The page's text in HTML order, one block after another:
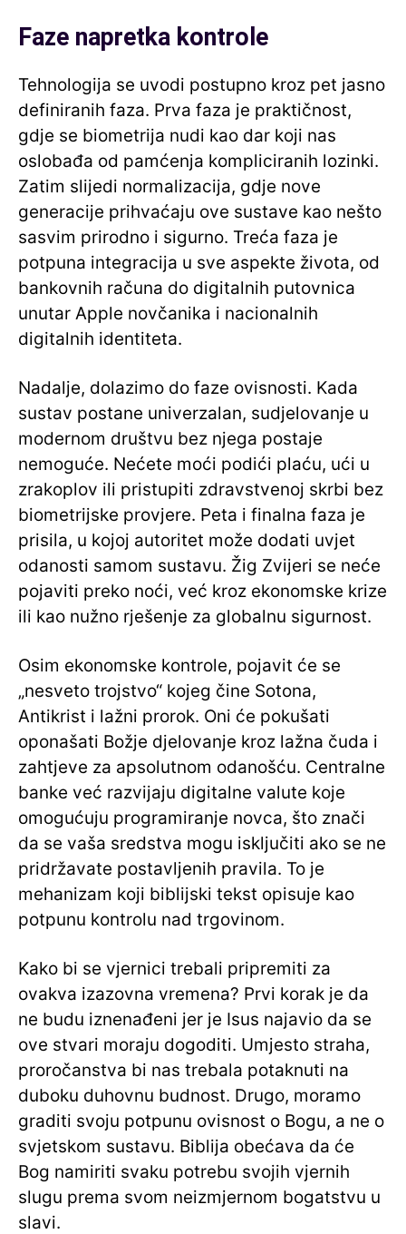
Faze napretka kontrole
Tehnologija se uvodi postupno kroz pet jasno
definiranih faza. Prva faza je praktičnost,
gdje se biometrija nudi kao dar koji nas
oslobađa od pamćenja kompliciranih lozinki.
Zatim slijedi normalizacija, gdje nove
generacije prihvaćaju ove sustave kao nešto
sasvim prirodno i sigurno. Treća faza je
potpuna integracija u sve aspekte života, od
bankovnih računa do digitalnih putovnica
unutar Apple novčanika i nacionalnih
digitalnih identiteta.
Nadalje, dolazimo do faze ovisnosti. Kada
sustav postane univerzalan, sudjelovanje u
modernom društvu bez njega postaje
nemoguće. Nećete moći podići plaću, ući u
zrakoplov ili pristupiti zdravstvenoj skrbi bez
biometrijske provjere. Peta i finalna faza je
prisila, u kojoj autoritet može dodati uvjet
odanosti samom sustavu. Žig Zvijeri se neće
pojaviti preko noći, već kroz ekonomske krize
ili kao nužno rješenje za globalnu sigurnost.
Osim ekonomske kontrole, pojavit će se
„nesveto trojstvo“ kojeg čine Sotona,
Antikrist i lažni prorok. Oni će pokušati
oponašati Božje djelovanje kroz lažna čuda i
zahtjeve za apsolutnom odanošću. Centralne
banke već razvijaju digitalne valute koje
omogućuju programiranje novca, što znači
da se vaša sredstva mogu isključiti ako se ne
pridržavate postavljenih pravila. To je
mehanizam koji biblijski tekst opisuje kao
potpunu kontrolu nad trgovinom.
Kako bi se vjernici trebali pripremiti za
ovakva izazovna vremena? Prvi korak je da
ne budu iznenađeni jer je Isus najavio da se
ove stvari moraju dogoditi. Umjesto straha,
proročanstva bi nas trebala potaknuti na
duboku duhovnu budnost. Drugo, moramo
graditi svoju potpunu ovisnost o Bogu, a ne o
svjetskom sustavu. Biblija obećava da će
Bog namiriti svaku potrebu svojih vjernih
slugu prema svom neizmjernom bogatstvu u
slavi.